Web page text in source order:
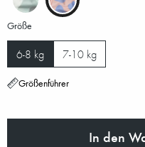
Größe
6-8 kg 7-10 kg
Größenführer
In den